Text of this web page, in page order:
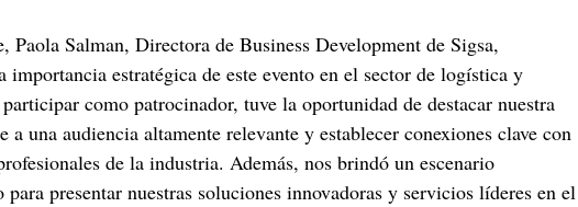
Paola Salman, Directora de Business Development de Sigsa,
importancia estratégica de este evento en el sector de logística y
como patrocinador, tuve la oportunidad de destacar nuestra
a una audiencia altamente relevante y establecer conexiones clave con
de la industria. Además, nos brindó un escenario
presentar nuestras soluciones innovadoras y servicios líderes en el